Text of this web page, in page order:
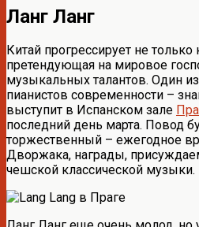
Ланг Ланг
Китай прогрессирует не
претендующая на мировое
музыкальных талантов. Один
пианистов современности –
выступит в Испанском зале
последний день марта. Повод
торжественный – ежегодное
Дворжака, награды,
чешской классической музыки.